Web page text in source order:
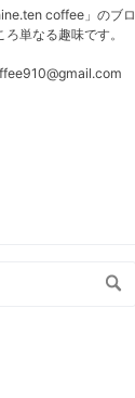
coffee」のブロ
単なる趣味です。